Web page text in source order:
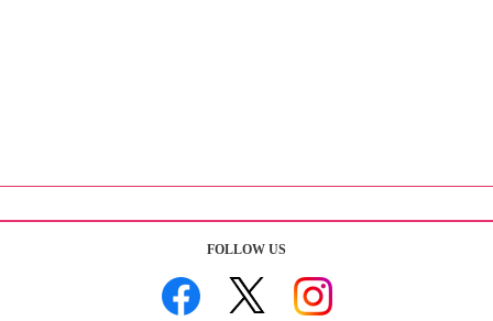
FOLLOW US